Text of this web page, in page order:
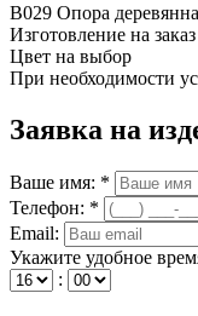
B029 Опора
Изготовление на
Цвет на выбор
При необходимости
Заявка на
Ваше имя: *
Телефон: *
Email:
Укажите удобное
: